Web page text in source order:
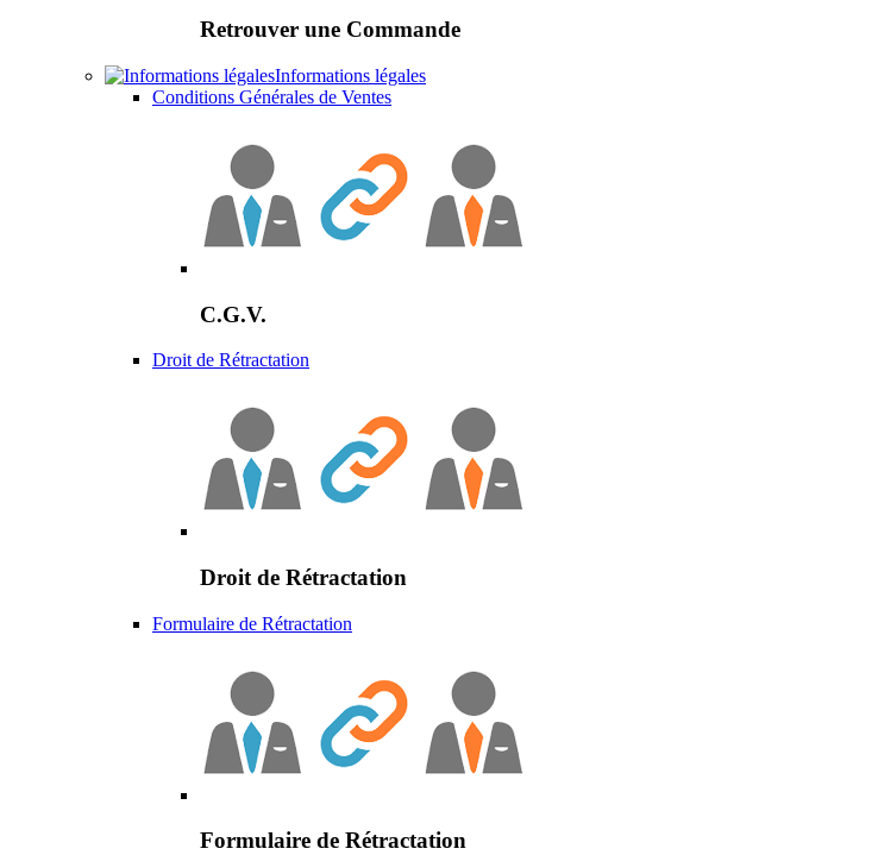
Retrouver une Commande
Informations légales
Conditions Générales de Ventes
C.G.V.
Droit de Rétractation
Droit de Rétractation
Formulaire de Rétractation
Formulaire de Rétractation